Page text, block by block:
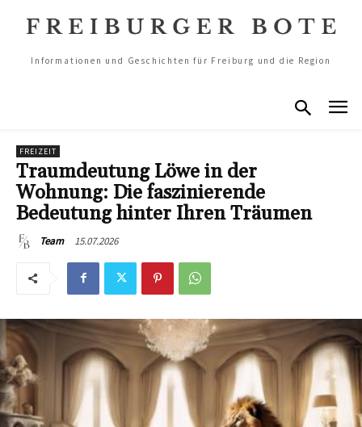
Informationen und Geschichten für Freiburg und die Region
FREIZEIT
Traumdeutung Löwe in der
Wohnung: Die faszinierende
Bedeutung hinter Ihren Träumen
Team 15.07.2026